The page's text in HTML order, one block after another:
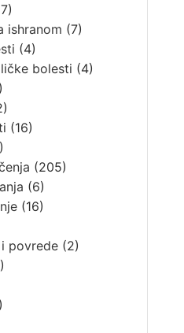
ishranom (7)
(4)
bolesti (4)
(16)
(205)
(6)
(16)
povrede(2)